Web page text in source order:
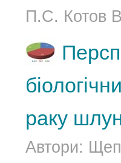
П.С. Котов
раку
Автори: